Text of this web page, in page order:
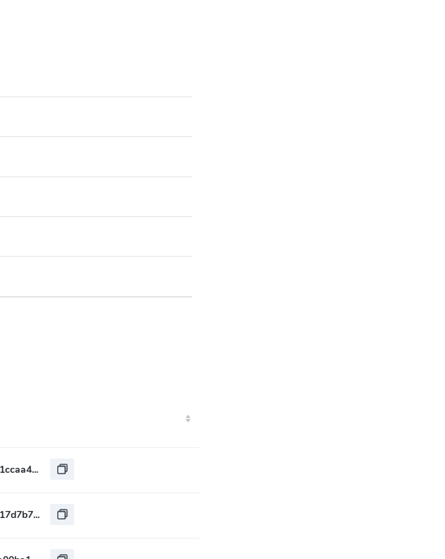
0x8578ebedb49c18231ccaa41610ac5eda0a5d00ee
0xe40d7e59815c1b9317d7b7fcb9244ae092869646